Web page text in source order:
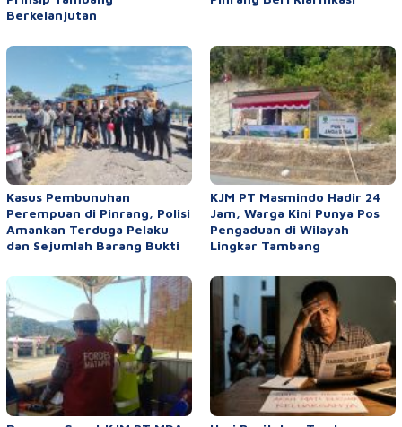
Berkelanjutan
Kasus Pembunuhan
Perempuan di Pinrang, Polisi
Amankan Terduga Pelaku
dan Sejumlah Barang Bukti
KJM PT Masmindo Hadir 24
Jam, Warga Kini Punya Pos
Pengaduan di Wilayah
Lingkar Tambang